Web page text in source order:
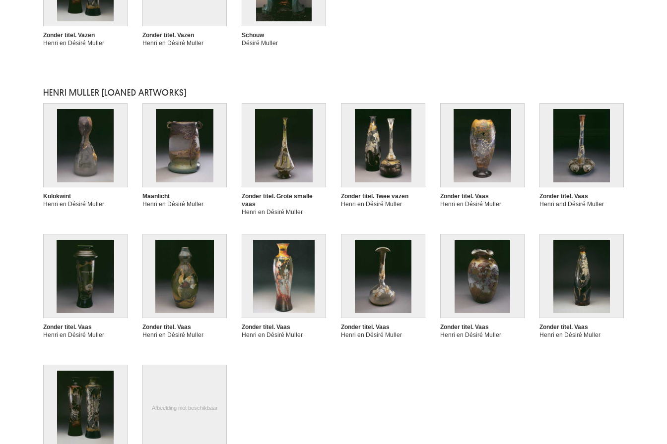
Zonder titel. Vazen
Henri en Désiré Muller
Zonder titel. Vazen
Henri en Désiré Muller
Schouw
Désiré Muller
HENRI MULLER [LOANED ARTWORKS]
Kolokwint
Henri en Désiré Muller
Maanlicht
Henri en Désiré Muller
Zonder titel. Grote smalle
vaas
Henri en Désiré Muller
Zonder titel. Twee vazen
Henri en Désiré Muller
Zonder titel. Vaas
Henri en Désiré Muller
Zonder titel. Vaas
Henri and Désiré Muller
Zonder titel. Vaas
Henri en Désiré Muller
Zonder titel. Vaas
Henri en Désiré Muller
Zonder titel. Vaas
Henri en Désiré Muller
Zonder titel. Vaas
Henri en Désiré Muller
Zonder titel. Vaas
Henri en Désiré Muller
Zonder titel. Vaas
Henri en Désiré Muller
Afbeelding niet beschikbaar